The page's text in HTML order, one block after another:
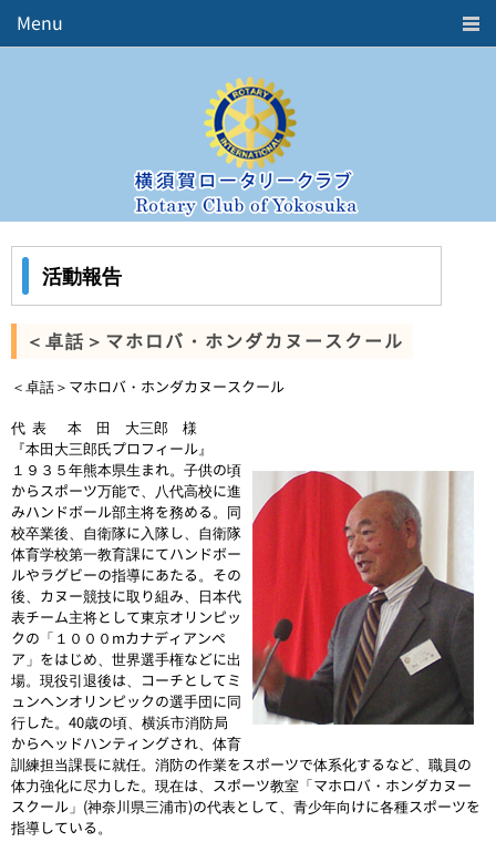
Menu
年間予定表
役員紹介
歴代三役
五大奉仕活動
お問合せ
リンク
Member's ROOM
活動報告
＜卓話＞マホロバ・ホンダカヌースクール
＜卓話＞マホロバ・ホンダカヌースクール
代 表 本 田 大三郎 様
『本田大三郎氏プロフィール』
１９３５年熊本県生まれ。子供の頃
からスポーツ万能で、八代高校に進
みハンドボール部主将を務める。同
校卒業後、自衛隊に入隊し、自衛隊
体育学校第一教育課にてハンドボー
ルやラグビーの指導にあたる。その
後、カヌー競技に取り組み、日本代
表チーム主将として東京オリンピッ
クの「１０００mカナディアンペ
ア」をはじめ、世界選手権などに出
場。現役引退後は、コーチとしてミ
ュンヘンオリンピックの選手団に同
行した。40歳の頃、横浜市消防局
からヘッドハンティングされ、体育
訓練担当課長に就任。消防の作業をスポーツで体系化するなど、職員の
体力強化に尽力した。現在は、スポーツ教室「マホロバ・ホンダカヌー
スクール」(神奈川県三浦市)の代表として、青少年向けに各種スポーツを
指導している。